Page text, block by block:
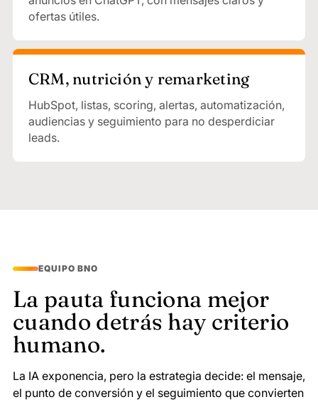
ofertas útiles.
CRM, nutrición y remarketing
HubSpot, listas, scoring, alertas, automatización,
audiencias y seguimiento para no desperdiciar
leads.
EQUIPO BNO
La pauta funciona mejor
cuando detrás hay criterio
humano.
La IA exponencia, pero la estrategia decide: el mensaje,
el punto de conversión y el seguimiento que convierten